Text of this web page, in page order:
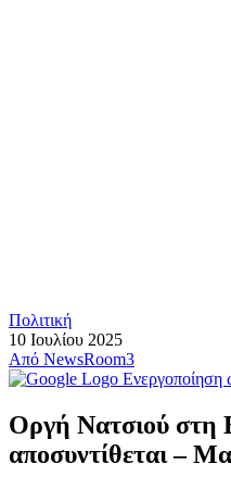
Πολιτική
10 Ιουλίου 2025
Από NewsRoom3
Ενεργοποίηση
Οργή Νατσιού
αποσυντίθεται –